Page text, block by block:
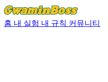
홈 내 실험 내 규칙 커뮤니티